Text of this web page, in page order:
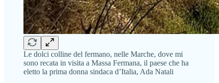
Le dolci colline del fermano, nelle Marche, dove mi
sono recata in visita a Massa Fermana, il paese che ha
eletto la prima donna sindaca d’Italia, Ada Natali